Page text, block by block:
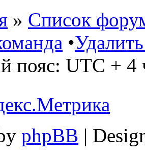
» Список
•
пояс: UTC + 4
phpBB |